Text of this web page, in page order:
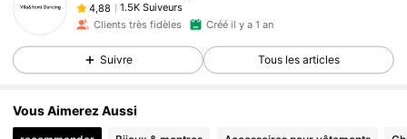
4,88
1.5K Suiveurs
Clients très fidèles
Créé il y a 1 an
Suivre Tous les articles
Vous Aimerez Aussi